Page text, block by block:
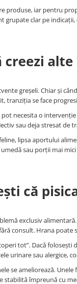
produse, iar pentru
grupate clar pe
creezi
greșeli. Chiar și
se face
pot necesita o
sau deja stresat de
lipsa aportului
sau porții mai
că
exclusiv
consult. Hrana
tot”. Dacă
urinare sau alergice,
se ameliorează.
împreună cu